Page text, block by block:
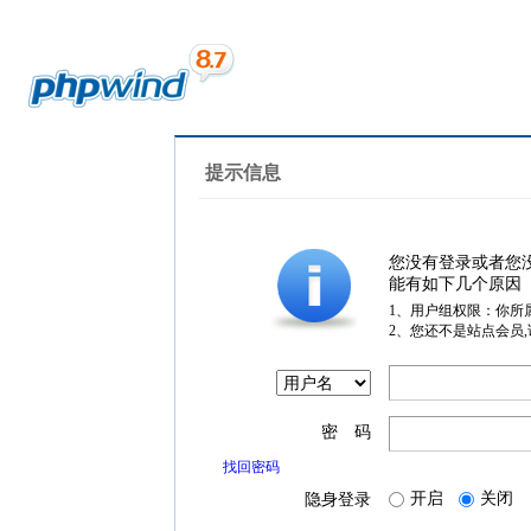
提示信息
您没有登录或者您
能有如下几个原因
1、用户组权限：你所
2、您还不是站点会员
密 码
找回密码
隐身登录 开启 关闭